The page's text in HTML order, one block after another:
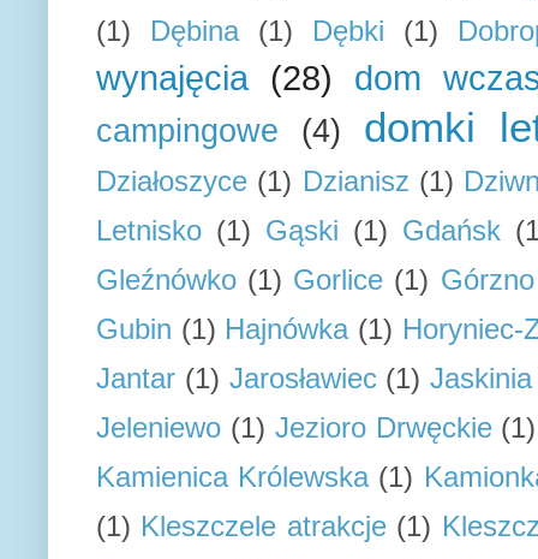
(1)
Dębina (1) Dębki (1)
wynajęcia (28) dom
campingowe (4) domki
Działoszyce (1) Dzianisz (1)
Letnisko (1) Gąski (1) Gdańsk
Gleźnówko (1) Gorlice (1) Górzno
Gubin (1) Hajnówka (1) Horyniec-
Jantar (1) Jarosławiec (1)
Jeleniewo (1) Jezioro Drwęckie (1)
Kamienica Królewska (1)
(1) Kleszczele atrakcje (1)